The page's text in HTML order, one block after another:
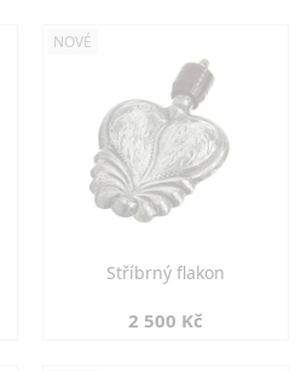
NOVÉ
Stříbrný flakon
2 500 Kč